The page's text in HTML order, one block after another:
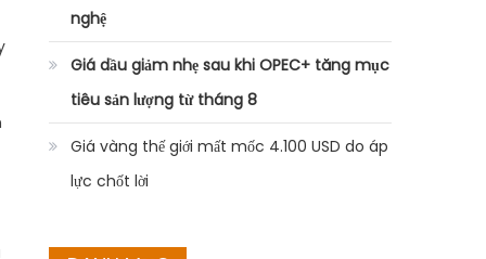
nghệ
Giá dầu giảm nhẹ sau khi OPEC+ tăng mục
tiêu sản lượng từ tháng 8
Giá vàng thế giới mất mốc 4.100 USD do áp
lực chốt lời